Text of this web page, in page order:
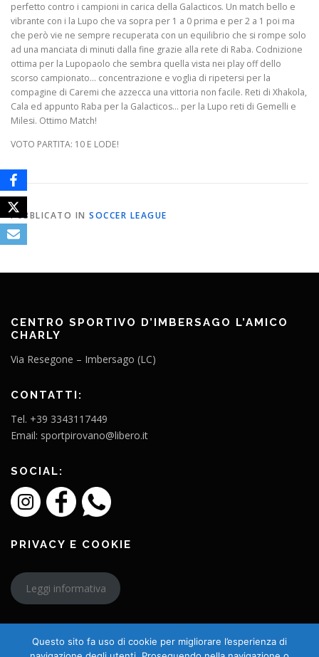
perfetto contro i campioni in carica della Galacticos. Un match bello e
vibrante con i la Lupo che va sopra per 1 a 0 prima e per 2 a 1 poi ma
che però vie ne sempre recuperata con un equilibrio che si rompe solo
ad una manciata di minuti dalla fine grazie alla rete di Raba. Codnizione
ottima per la Lupopaolo che sembra quella vista nei play off dello
scorso campionato… concentrazione e voglia di ripetersi per la
compagine di Caremi che azzecca una vittoria non facile. Reti di Xhakola,
Cala ed appunto Raba per la Galacticos… per la Lupo reti di Gemelli e
Milesi. Ottimo Match!
VOTO PARTITA: 10 E LODE!
PUBBLICATO IN SOCCER LEAGUE
CENTRO SPORTIVO D’IMBERSAGO L’AMICO
CHARLY
Via Resegone – Imbersago (LC)
CONTATTI:
Tel. +39 3343117449
Email: sportpirovano@libero.it
SOCIAL:
PRIVACY E COOKIE
Leggi informativa
Questo sito fa uso di cookie per migliorare l’esperienza di